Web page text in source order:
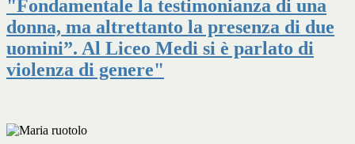
"Fondamentale la testimonianza di una
donna, ma altrettanto la presenza di due
uomini”. Al Liceo Medi si è parlato di
violenza di genere"